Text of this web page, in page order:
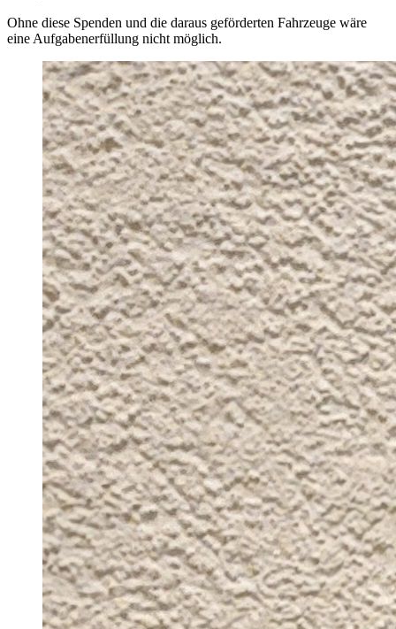
Ohne diese Spenden und die daraus geförderten Fahrzeuge wäre
eine Aufgabenerfüllung nicht möglich.